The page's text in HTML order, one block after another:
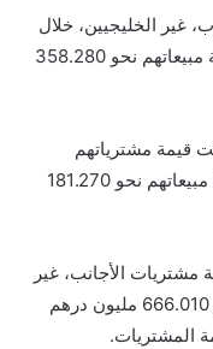
غير الخليجيين، خلال
هذا اليوم نحو 332.780 مليون درهم وقيمة مبيعاتهم نحو 358.280
قيمة مشترياتهم
135.370 مليون درهم في حين بلغت قيمة مبيعاتهم نحو 181.270
مشتريات الأجانب، غير
الإماراتيين، من الأسهم خلال هذا اليوم نحو 666.010 مليون درهم